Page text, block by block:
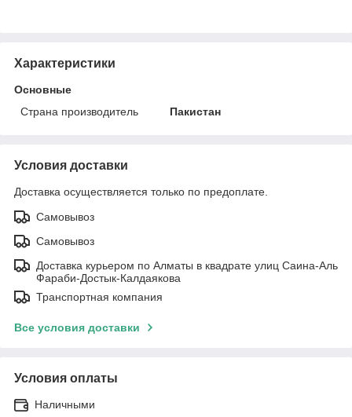
Характеристики
Основные
Страна производитель
Пакистан
Условия доставки
Доставка осуществляется только по предоплате.
Самовывоз
Самовывоз
Доставка курьером по Алматы в квадрате улиц Саина-Аль
Фараби-Достык-Калдаякова
Транспортная компания
Все условия доставки
Условия оплаты
Наличными